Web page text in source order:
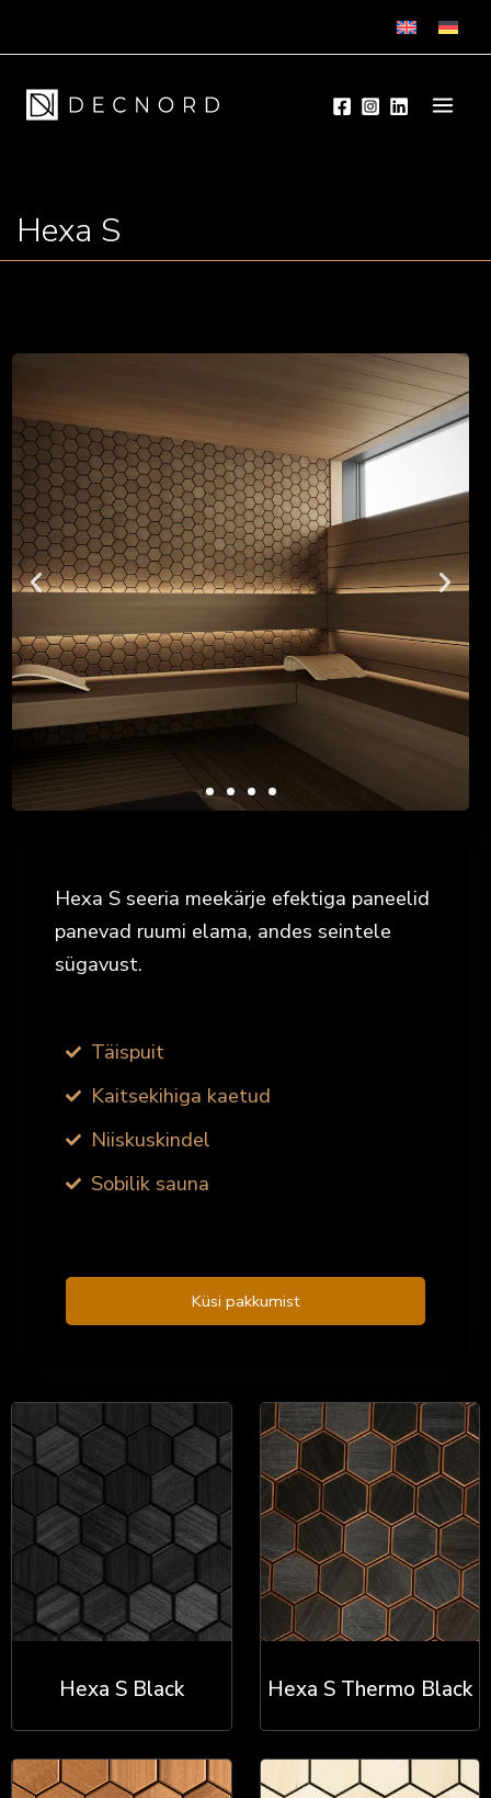
to
Hexa S
Hexa S seeria meekärje efektiga paneelid
panevad ruumi elama, andes seintele
sügavust.
Täispuit
Kaitsekihiga kaetud
Niiskuskindel
Sobilik sauna
Küsi pakkumist
Hexa S Black Hexa S Thermo Black